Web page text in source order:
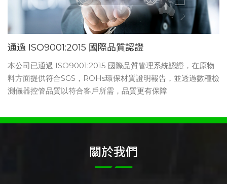
通過 ISO9001:2015 國際品質認證
本公司已通過 ISO9001:2015 國際品質管理系統認證，在原物
料方面提供符合SGS，ROHs環保材質證明報告，並透過數種檢
測儀器控管品質以符合客戶所需，品質更有保障
關於我們